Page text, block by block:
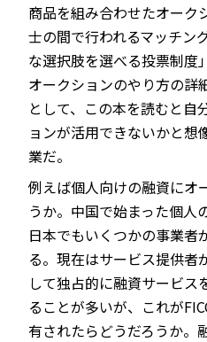
商品を組み合わせたオーク
士の間で行われるマッチン
な選択肢を選べる投票制度
オークションのやり方の詳
として、この本を読むと自
ョンが活用できないかと
業だ。
例えば個人向けの融資にオ
うか。中国で始まった個人
日本でもいくつかの事業者
る。現在はサービス提供者
して独占的に融資サービス
ることが多いが、これが
有されたらどうだろうか。